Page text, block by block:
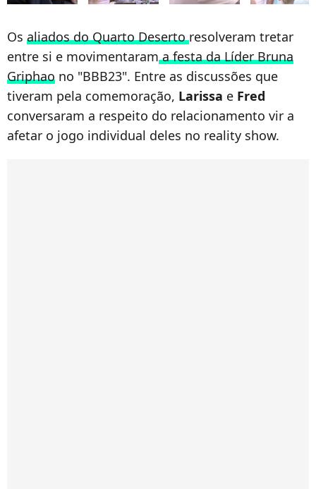
Os aliados do Quarto Desertoresolveram tretar
entre si e movimentarama festa da Líder Bruna
Griphao no "BBB23". Entre as discussões que
tiveram pela comemoração, Larissa e Fred
conversaram a respeito do relacionamento vir a
afetar o jogo individual deles no reality show.